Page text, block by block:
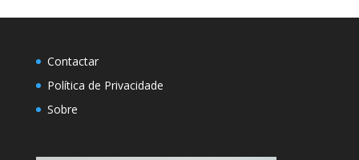
Contactar
Política de Privacidade
Sobre